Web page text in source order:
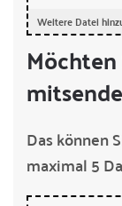
Weitere Datei
Das können
maximal 5